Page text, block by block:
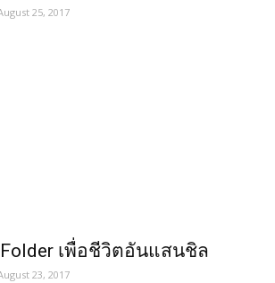
25, 2017
เพื่อชีวิตอันแสนชิล
23, 2017